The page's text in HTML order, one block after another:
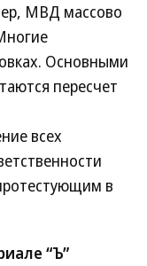
МВД массово
Основными
пересчет
всех
в
“Ъ”